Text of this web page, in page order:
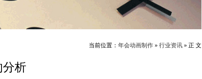
当前位置： 年会动画制作 » 行业资讯 » 正 文
分析